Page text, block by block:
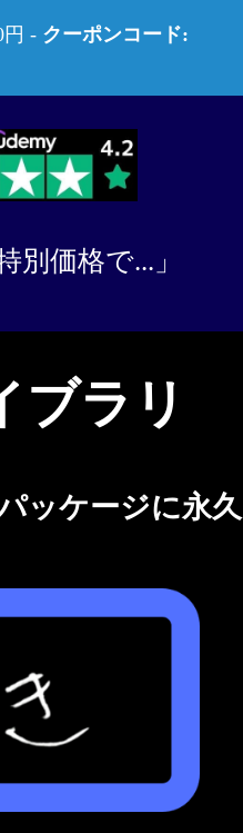
円 - クーポンコード:
別価格で...」
ブラリ
ッケージに永久